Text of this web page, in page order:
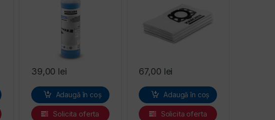
39,00 lei
Adaugă în coș
Solicita oferta
67,00 lei
Adaugă în coș
Solicita oferta